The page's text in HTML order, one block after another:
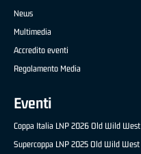
News
Multimedia
Accredito eventi
Regolamento Media
Eventi
Coppa Italia LNP 2026 Old Wild West
Supercoppa LNP 2025 Old Wild West